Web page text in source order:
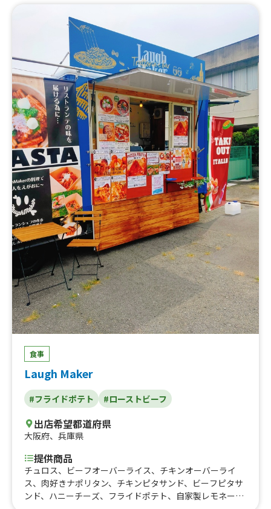
ク変更、ハワイアンクレープ、ルビーチョコレートドリン
ク、ラテメニュー、アメリカンマフィン、トロピカルフロ
ート、ハワイアン焼きそば(スパム入り)、たい焼き、おぜ
んざい、ショコラボール、ハワイアンタコス、デザートタ
コス、サンドイッチ、フレンチトースト
食事
Laugh Maker
#フライドポテト #ローストビーフ
出店希望都道府県
大阪府、 兵庫県
提供商品
チュロス、ビーフオーバーライス、チキンオーバーライ
ス、肉好きナポリタン、チキンピタサンド、ビーフピタサ
ンド、ハニーチーズ、フライドポテト、自家製レモネー